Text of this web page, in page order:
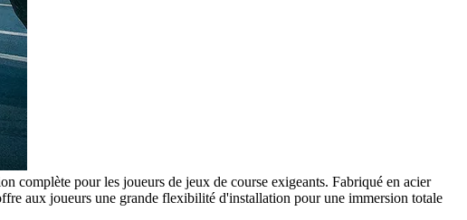
complète pour les joueurs de jeux de course exigeants. Fabriqué en acier
aux joueurs une grande flexibilité d'installation pour une immersion totale